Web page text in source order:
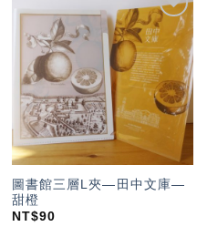
加入
望輕
單」
圖書館三層L夾—田中文庫—
甜橙
NT$90